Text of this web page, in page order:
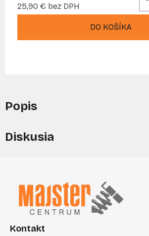
25,90 € bez DPH
DO KOŠÍKA
Popis
Diskusia
Kontakt